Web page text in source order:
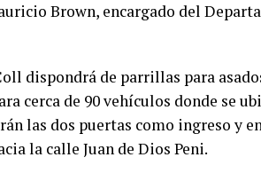
Brown, encargado del
dispondrá de parrillas para
cerca de 90 vehículos donde se
las dos puertas como ingreso y
la calle Juan de Dios Peni.